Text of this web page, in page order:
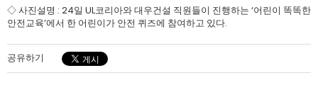
◇ 사진설명 : 24일 UL코리아와 대우건설 직원들이 진행하는 ‘어린이 똑똑한
안전교육’에서 한 어린이가 안전 퀴즈에 참여하고 있다.
공유하기